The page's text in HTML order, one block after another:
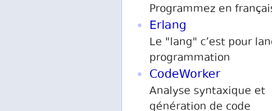
Programmez en
Erlang
Le "lang" c’est pour
programmation
CodeWorker
Analyse syntaxique et
génération de code